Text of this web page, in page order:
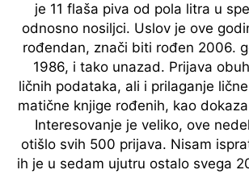
je 11 flaša piva od pola litra u
odnosno nosiljci. Uslov je ove
rođendan, znači biti rođen 2006.
1986, i tako unazad. Prijava
ličnih podataka, ali i prilaganje
matične knjige rođenih, kao
Interesovanje je veliko, ove
otišlo svih 500 prijava. Nisam
ih je u sedam ujutru ostalo svega